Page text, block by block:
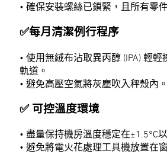
• 確保安裝螺絲已鎖緊，且所有零
✅每月清潔例行程序
• 使用無絨布沾取異丙醇 (IPA) 輕
軌道。
• 避免高壓空氣將灰塵吹入秤殼內。
✅ 可控溫度環境
• 盡量保持機房溫度穩定在±1.5°C
• 避免將電火花處理工具機放置在